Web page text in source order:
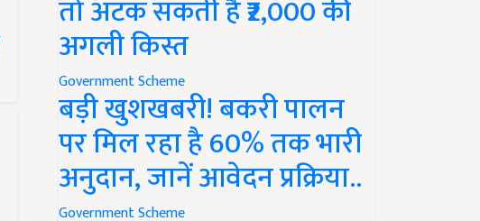
तो अटक सकती है ₹2,000 की
अगली किस्त
Government Scheme
बड़ी खुशखबरी! बकरी पालन
पर मिल रहा है 60% तक भारी
अनुदान, जानें आवेदन प्रक्रिया..
Government Scheme